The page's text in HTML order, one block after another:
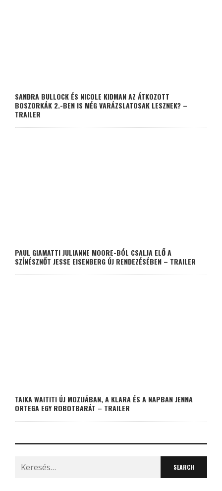
SANDRA BULLOCK ÉS NICOLE KIDMAN AZ ÁTKOZOTT
BOSZORKÁK 2.-BEN IS MÉG VARÁZSLATOSAK LESZNEK? –
TRAILER
PAUL GIAMATTI JULIANNE MOORE-BÓL CSALJA ELŐ A
SZÍNÉSZNŐT JESSE EISENBERG ÚJ RENDEZÉSÉBEN – TRAILER
TAIKA WAITITI ÚJ MOZIJÁBAN, A KLARA ÉS A NAPBAN JENNA
ORTEGA EGY ROBOTBARÁT – TRAILER
Search
for: